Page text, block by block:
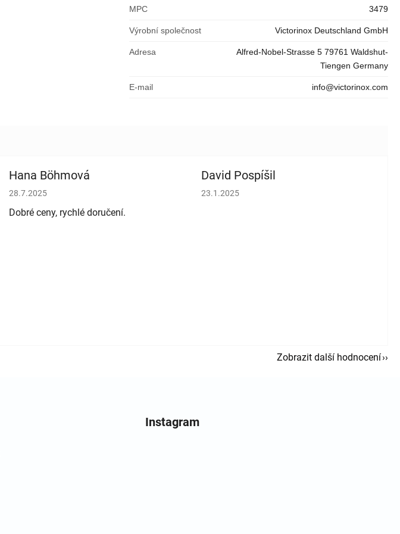
MPC 3479
Výrobní společnost Victorinox Deutschland GmbH
Adresa
Alfred-Nobel-Strasse 5 79761 Waldshut-
Tiengen Germany
E-mail info@victorinox.com
Hana Böhmová
Hodnocení obchodu je 5 z 5 hvězdiček.
28.7.2025
Dobré ceny, rychlé doručení.
David Pospíšil
Hodnocení obchodu je 5 z 5 hvězdiček.
23.1.2025
Zobrazit další hodnocení
Instagram